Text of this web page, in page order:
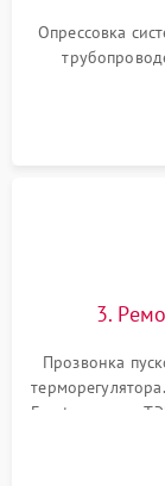
Опрессовка
продувка
3.
Прозвонка
Frost, включая
платы